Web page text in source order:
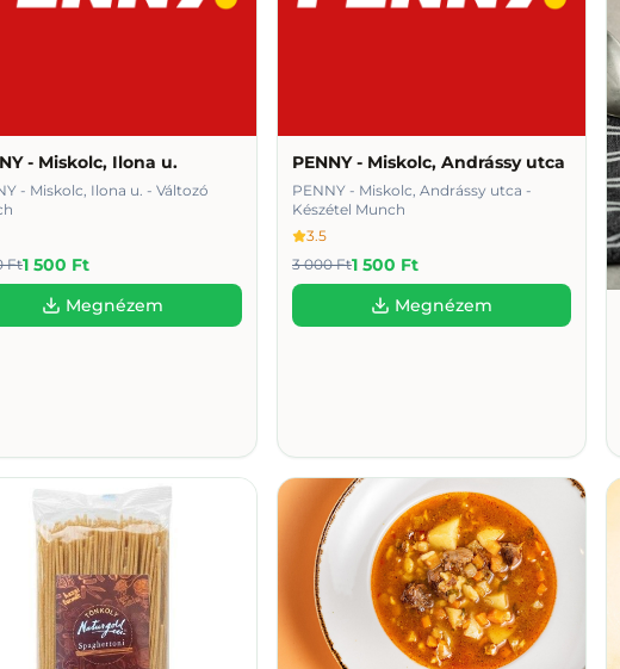
- Miskolc, Ilona u.
- Miskolc, Ilona u. - Változó
Ft1 500 Ft
Megnézem
PENNY - Miskolc, Andrássy utca
PENNY - Miskolc, Andrássy utca -
Készétel Munch
3.5
3 000 Ft1 500 Ft
Megnézem